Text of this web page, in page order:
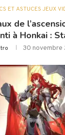
ET ASTUCES JEUX
de
à Honkai :
30 novembre